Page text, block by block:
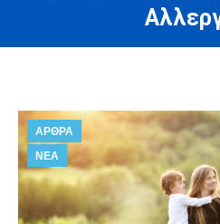
ΑΡΘΡΑ
ΝΕΑ